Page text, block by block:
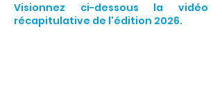
Visionnez ci-dessous la vidéo
récapitulative de l'édition 2026.